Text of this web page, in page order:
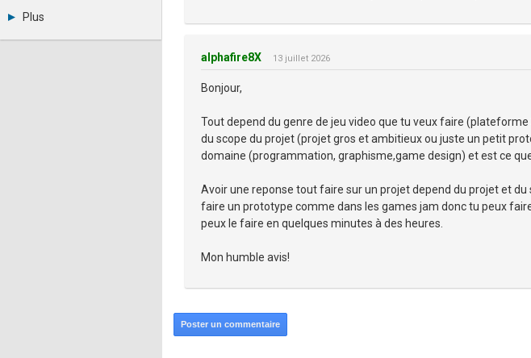
LinkedIn
Plus
Annonceurs
alphafire8X 13 juillet 2026
Bonjour,
Tout depend du genre de jeu video que tu veux faire (plateforme
du scope du projet (projet gros et ambitieux ou juste un petit
domaine (programmation, graphisme,game design) et est ce
Avoir une reponse tout faire sur un projet depend du projet et
faire un prototype comme dans les games jam donc tu peux
peux le faire en quelques minutes à des heures.
Mon humble avis!
Poster un commentaire